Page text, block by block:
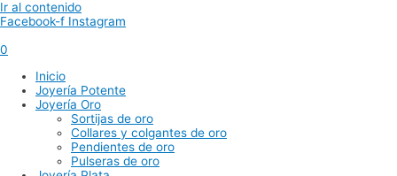
Ir al contenido
Facebook-f Instagram
0
Inicio
Joyería Potente
Joyería Oro
Sortijas de oro
Collares y colgantes de oro
Pendientes de oro
Pulseras de oro